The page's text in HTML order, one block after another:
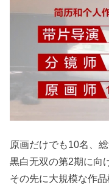
原画だけでも10名、
黒白无双の第2期に向
その先に大規模な作品